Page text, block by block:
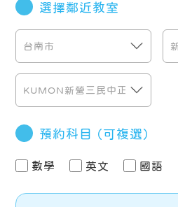
選擇鄰近教室
預約科目 （可複選）
數學 英文 國語